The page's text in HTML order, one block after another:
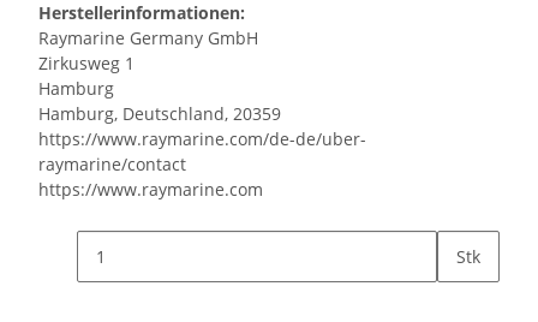
Herstellerinformationen:
Raymarine Germany GmbH
Zirkusweg 1
Hamburg
Hamburg, Deutschland, 20359
https://www.raymarine.com/de-de/uber-
raymarine/contact
https://www.raymarine.com
Stk